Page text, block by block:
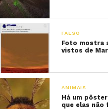
FALSO
Foto mostra
vistos de
ANIMAIS
Há um
que elas